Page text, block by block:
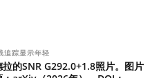
追踪显示年轻
拉的SNR G292.0+1.8照片。图片